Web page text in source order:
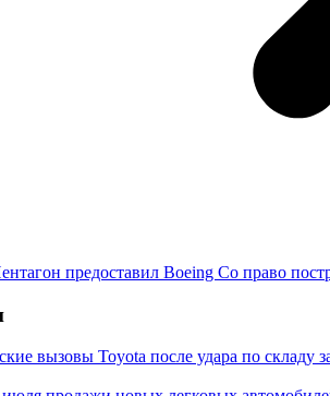
предоставил Boeing Co право
вызовы Toyota после удара по складу